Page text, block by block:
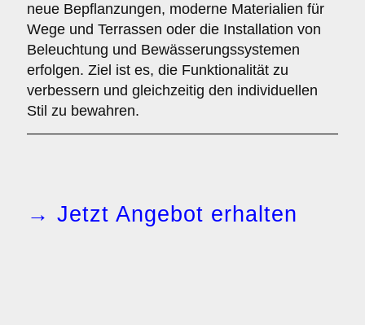
neue Bepflanzungen, moderne Materialien für
Wege und Terrassen oder die Installation von
Beleuchtung und Bewässerungssystemen
erfolgen. Ziel ist es, die Funktionalität zu
verbessern und gleichzeitig den individuellen
Stil zu bewahren.
→ Jetzt Angebot erhalten